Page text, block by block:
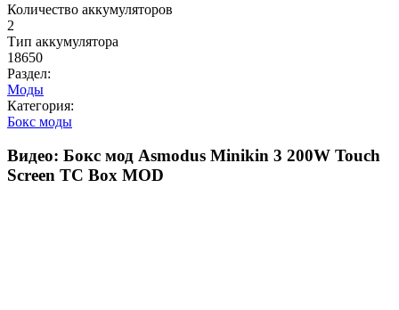
Количество аккумуляторов
2
Тип аккумулятора
18650
Раздел:
Моды
Категория:
Бокс моды
Видео: Бокс мод Asmodus Minikin 3 200W Touch
Screen TC Box MOD